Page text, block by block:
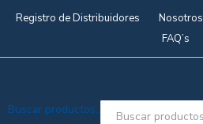
Registro de Distribuidores Nosotros
FAQ’s
Buscar productos..